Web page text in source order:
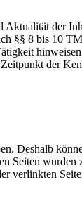
der
§§ 8 bis 10
der
Deshalb
Seiten